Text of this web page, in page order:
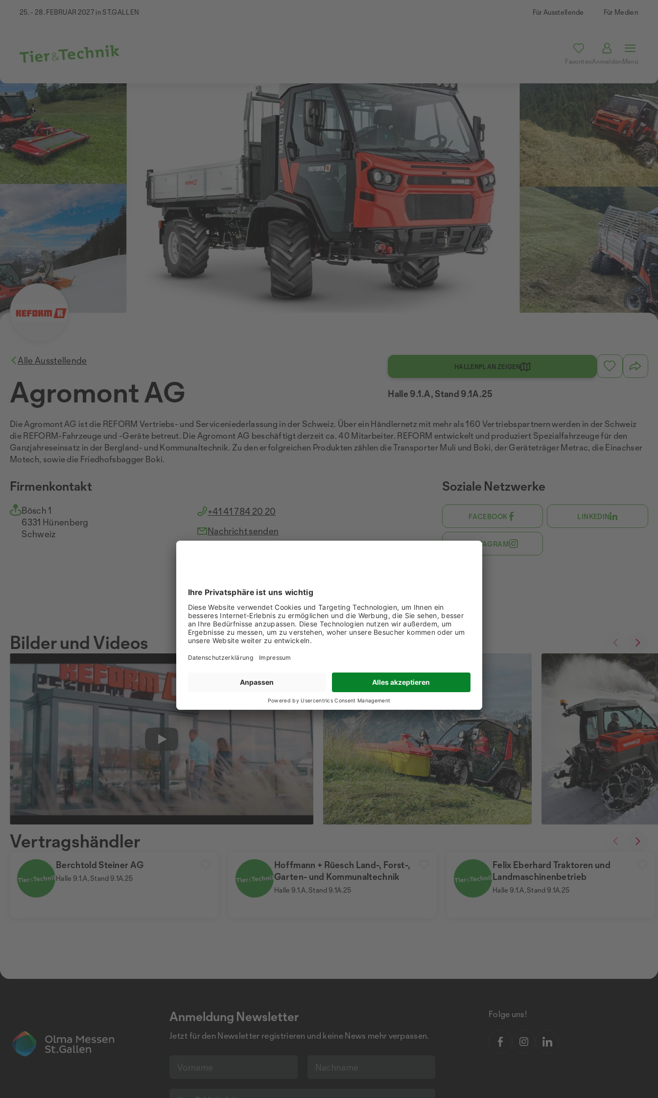
25. - 28. FEBRUAR 2027 in ST.GALLEN Für Ausstellende Für Medien
FavoritenAnmeldenMenü
Alle Ausstellende
Agromont AG
HALLENPLAN ZEIGEN
Halle 9.1.A, Stand 9.1A.25
Die Agromont AG ist die REFORM Vertriebs- und Serviceniederlassung in der Schweiz. Über ein Händlernetz mit mehr als 160 Vertriebspartnern werden in der Schweiz
die REFORM-Fahrzeuge und -Geräte betreut. Die Agromont AG beschäftigt derzeit ca. 40 Mitarbeiter. REFORM entwickelt und produziert Spezialfahrzeuge für den
Ganzjahreseinsatz in der Bergland- und Kommunaltechnik. Zu den erfolgreichen Produkten zählen die Transporter Muli und Boki, der Geräteträger Metrac, die Einachser
Motech, sowie die Friedhofsbagger Boki.
Firmenkontakt
Bösch 1
6331 Hünenberg
Schweiz
+41 41 784 20 20
Nachricht senden
Soziale Netzwerke
FACEBOOK LINKEDIN
INSTAGRAM
Play
Bilder und Videos
Berchtold Steiner AG
Halle 9.1.A, Stand 9.1A.25
Hoffmann + Rüesch Land-, Forst-,
Garten- und Kommunaltechnik
Halle 9.1.A, Stand 9.1A.25
Felix Eberhard Traktoren und
Landmaschinenbetrieb
Halle 9.1.A, Stand 9.1A.25
Vertragshändler
Anmeldung Newsletter
Jetzt für den Newsletter registrieren und keine News mehr verpassen.
Folge uns!